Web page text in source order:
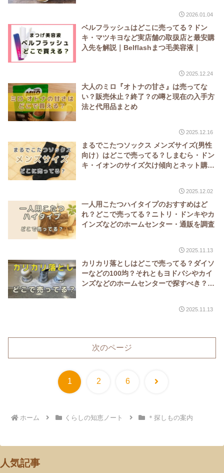
2026.01.04
ベルフラッシュはどこに売ってる？ドン
キ・マツキヨなど実店舗の取扱店と最安購
入先を解説｜Belflashまつ毛美容液｜
2025.12.24
大人のミロ『オトナの甘さ』は売ってな
い？販売休止？終了？の噂と現在の入手方
法と代用品まとめ
2025.12.16
まるでこたつソックス メンズサイズ(男性
向け）はどこで売ってる？しまむら・ドン
キ・イオンのサイズ欠け傾向とネット購入
2025.12.02
一人用こたつハイタイプのおすすめはど
れ？どこで売ってる？ニトリ・ドンキやカ
インズなどのホームセンター・通販を調査
2025.11.13
カリカリ落としはどこで売ってる？ダイソ
ーなどの100均？それともヨドバシやカイ
ンズなどのホームセンターで探すべき？代
2025.11.13
次のページ
1 2 6 次
ホーム くらしの知恵ノート ＊探しもの案内
人気記事